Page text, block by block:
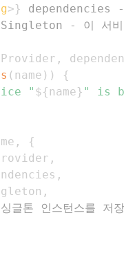
>} dependencies
,
( name ) )
{
" ${name} " is
,
{
,
,
,
글톤 인스턴스를 저